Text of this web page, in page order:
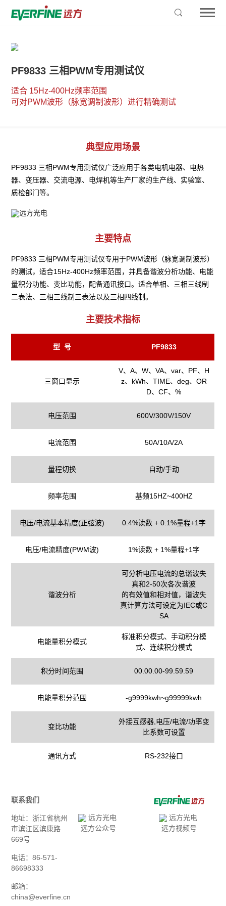
PF9833 三相PWM专用测试仪
适合 15Hz-400Hz频率范围
可对PWM波形（脉宽调制波形）进行精确测试
典型应用场景
PF9833 三相PWM专用测试仪广泛应用于各类电机电器、电热
器、变压器、交流电源、电焊机等生产厂家的生产线、实验室、
质检部门等。
主要特点
PF9833 三相PWM专用测试仪专用于PWM波形（脉宽调制波形）
的测试，适合15Hz-400Hz频率范围，并具备谐波分析功能、电能
量积分功能、变比功能，配备通讯接口。适合单相、三相三线制
二表法、三相三线制三表法以及三相四线制。
主要技术指标
型 号 PF9833
三窗口显示
V、A、W、VA、var、PF、H
z、kWh、TIME、deg、OR
D、CF、%
电压范围 600V/300V/150V
电流范围 50A/10A/2A
量程切换 自动/手动
频率范围 基频15HZ~400HZ
电压/电流基本精度(正弦波) 0.4%读数 + 0.1%量程+1字
电压/电流精度(PWM波) 1%读数 + 1%量程+1字
谐波分析
可分析电压电流的总谐波失
真和2-50次各次谐波
的有效值和相对值，谐波失
真计算方法可设定为IEC或C
SA
电能量积分模式
标准积分模式、手动积分模
式、连续积分模式
积分时间范围 00.00.00-99.59.59
电能量积分范围 -g9999kwh~g99999kwh
变比功能
外接互感器,电压/电流/功率变
比系数可设置
通讯方式 RS-232接口
联系我们
地址：浙江省杭州
市滨江区滨康路
669号
电话：86-571-
86698333
邮箱：
china@everfine.cn
远方公众号 远方视频号